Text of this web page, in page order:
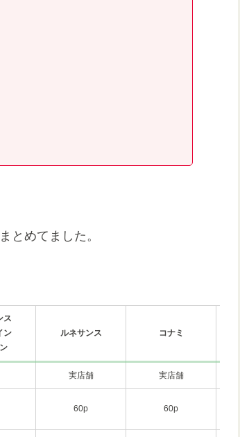
とめてました。
ス
ン
ルネサンス コナミ
実店舗 実店舗
60p 60p